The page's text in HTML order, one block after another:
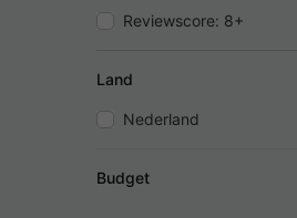
Reviewscore: 8+
Land
Nederland
Budget